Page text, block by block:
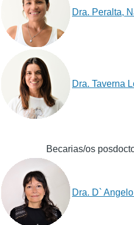
Dra. Peralta,
Dra. Taverna
Becarias/os
Dra. D`